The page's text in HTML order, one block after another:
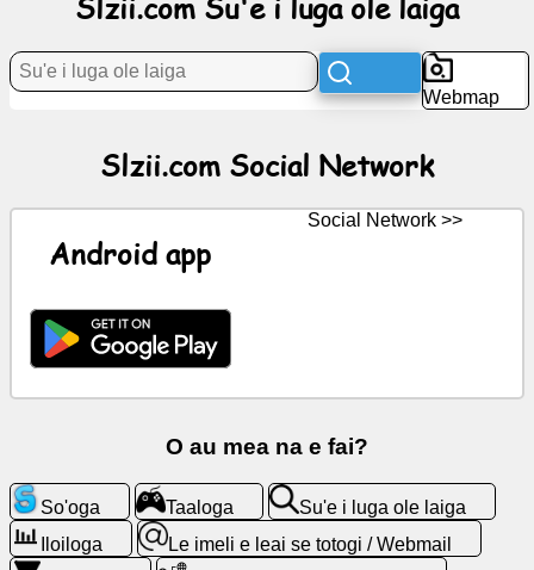
Tala
fua
ChatGPT
Wiki
Su'e
i
luga
Webmap
Slzii.com Social Network
Android app
Social Network >>
O au mea na e fai?
So'oga Taaloga
Su'e i luga ole laiga
Iloiloga
Le imeli e leai se totogi / Webmail